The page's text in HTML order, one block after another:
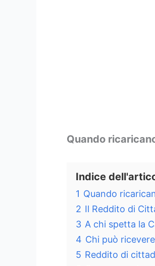
Quando
Indice
1 Quando
2 Il Reddito di
3 A chi spetta la
4 Chi può
5 Reddito di